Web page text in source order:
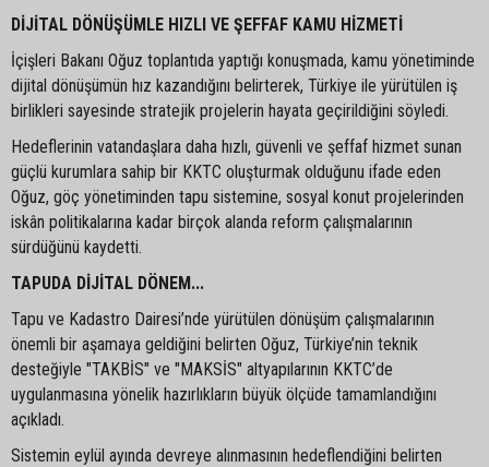
DİJİTAL DÖNÜŞÜMLE HIZLI VE ŞEFFAF KAMU HİZMETİ
İçişleri Bakanı Oğuz toplantıda yaptığı konuşmada, kamu yönetiminde
dijital dönüşümün hız kazandığını belirterek, Türkiye ile yürütülen iş
birlikleri sayesinde stratejik projelerin hayata geçirildiğini söyledi.
Hedeflerinin vatandaşlara daha hızlı, güvenli ve şeffaf hizmet sunan
güçlü kurumlara sahip bir KKTC oluşturmak olduğunu ifade eden
Oğuz, göç yönetiminden tapu sistemine, sosyal konut projelerinden
iskân politikalarına kadar birçok alanda reform çalışmalarının
sürdüğünü kaydetti.
TAPUDA DİJİTAL DÖNEM...
Tapu ve Kadastro Dairesi’nde yürütülen dönüşüm çalışmalarının
önemli bir aşamaya geldiğini belirten Oğuz, Türkiye’nin teknik
desteğiyle "TAKBİS" ve "MAKSİS" altyapılarının KKTC’de
uygulanmasına yönelik hazırlıkların büyük ölçüde tamamlandığını
açıkladı.
Sistemin eylül ayında devreye alınmasının hedeflendiğini belirten